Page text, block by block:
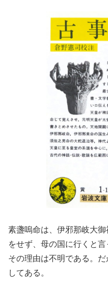
素盞嗚命は、伊邪那岐大
をせず、母の国に行くと
その理由は不明である。
してある。